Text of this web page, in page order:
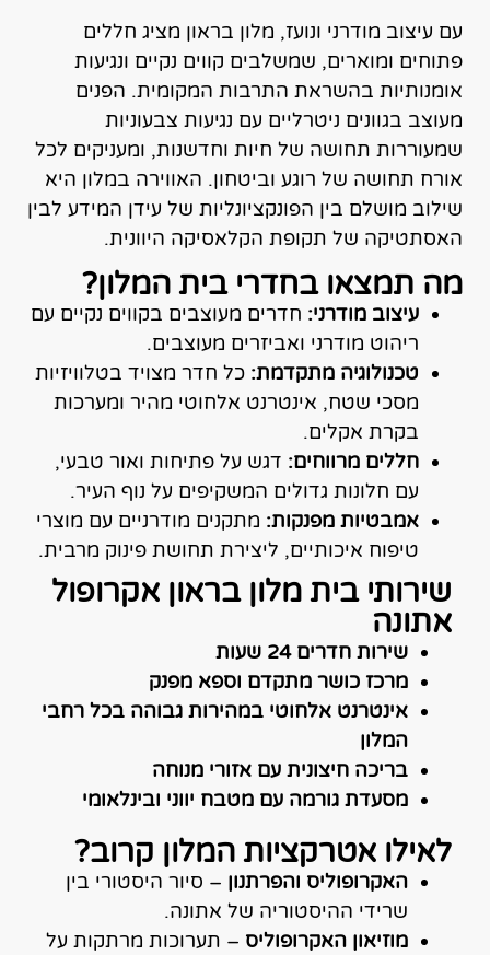
עם עיצוב מודרני ונועז, מלון בראון מציג חללים
פתוחים ומוארים, שמשלבים קווים נקיים ונגיעות
אומנותיות בהשראת התרבות המקומית. הפנים
מעוצב בגוונים ניטרליים עם נגיעות צבעוניות
שמעוררות תחושה של חיות וחדשנות, ומעניקים לכל
אורח תחושה של רוגע וביטחון. האווירה במלון היא
שילוב מושלם בין הפונקציונליות של עידן המידע לבין
האסתטיקה של תקופת הקלאסיקה היוונית.
מה תמצאו בחדרי בית המלון?
עיצוב מודרני: חדרים מעוצבים בקווים נקיים עם
ריהוט מודרני ואביזרים מעוצבים.
טכנולוגיה מתקדמת: כל חדר מצויד בטלוויזיות
מסכי שטח, אינטרנט אלחוטי מהיר ומערכות
בקרת אקלים.
חללים מרווחים: דגש על פתיחות ואור טבעי,
עם חלונות גדולים המשקיפים על נוף העיר.
אמבטיות מפנקות: מתקנים מודרניים עם מוצרי
טיפוח איכותיים, ליצירת תחושת פינוק מרבית.
שירותי בית מלון בראון אקרופול
אתונה
שירות חדרים 24 שעות
מרכז כושר מתקדם וספא מפנק
אינטרנט אלחוטי במהירות גבוהה בכל רחבי
המלון
בריכה חיצונית עם אזורי מנוחה
מסעדת גורמה עם מטבח יווני ובינלאומי
לאילו אטרקציות המלון קרוב?
האקרופוליס והפרתנון – סיור היסטורי בין
שרידי ההיסטוריה של אתונה.
מוזיאון האקרופוליס – תערוכות מרתקות על